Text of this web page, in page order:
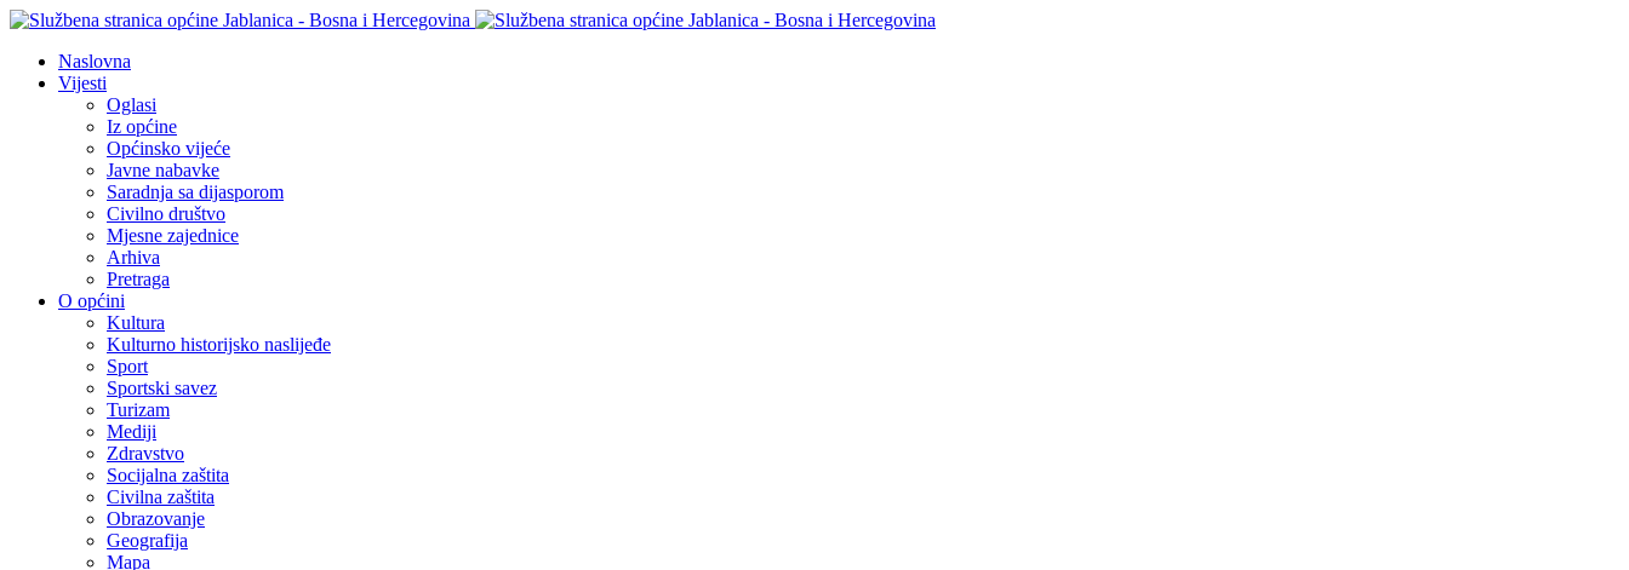
Naslovna
Vijesti
Oglasi
Iz općine
Općinsko vijeće
Javne nabavke
Saradnja sa dijasporom
Civilno društvo
Mjesne zajednice
Arhiva
Pretraga
O općini
Kultura
Kulturno historijsko naslijeđe
Sport
Sportski savez
Turizam
Mediji
Zdravstvo
Socijalna zaštita
Civilna zaštita
Obrazovanje
Geografija
Mapa